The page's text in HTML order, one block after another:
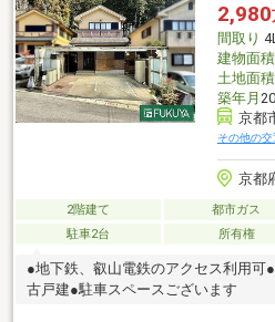
2,980
間取り
建物面積
土地面積
築年月
京都
その他の交
京都
2階建て 都市ガス
駐車2台
所有権
●地下鉄、叡山電鉄のアクセス利用可
古戸建●駐車スペースございます